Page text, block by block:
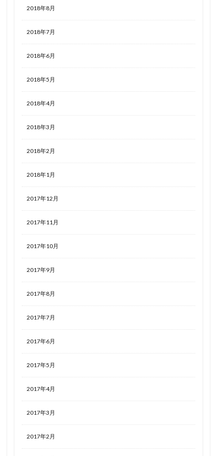
2018年8月
2018年7月
2018年6月
2018年5月
2018年4月
2018年3月
2018年2月
2018年1月
2017年12月
2017年11月
2017年10月
2017年9月
2017年8月
2017年7月
2017年6月
2017年5月
2017年4月
2017年3月
2017年2月